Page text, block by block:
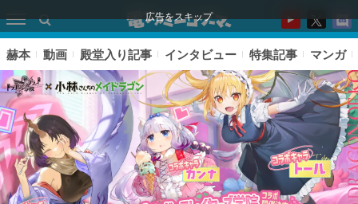
広告をスキップ
赫本 動画 殿堂入り記事 インタビュー 特集記事 マンガ